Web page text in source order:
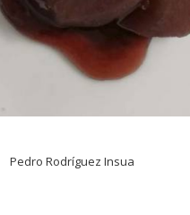
Pedro Rodríguez Insua